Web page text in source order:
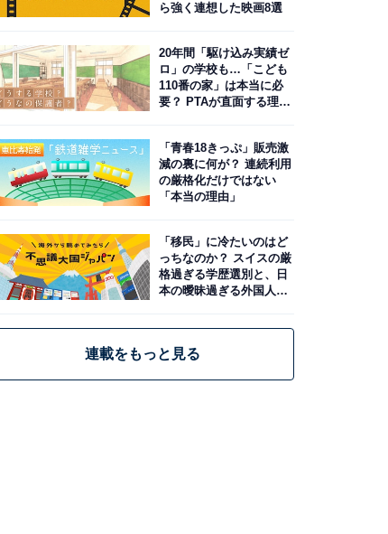
ら強く連想した映画8選
20年間「駆け込み実績ゼ
ロ」の学校も…「こども
110番の家」は本当に必
要？ PTAが直面する理想
「青春18きっぷ」販売激
減の裏に何が？ 連続利用
の厳格化だけではない
「本当の理由」
「移民」に冷たいのはど
っちなのか？ スイスの厳
格過ぎる学歴選別と、日
本の曖昧過ぎる外国人政
連載をもっと見る